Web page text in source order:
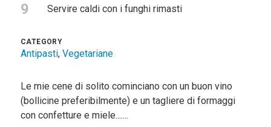
9 Servire caldi con i funghi rimasti
CATEGORY
Antipasti, Vegetariane
Le mie cene di solito cominciano con un buon vino
(bollicine preferibilmente) e un tagliere di formaggi
con confetture e miele.......